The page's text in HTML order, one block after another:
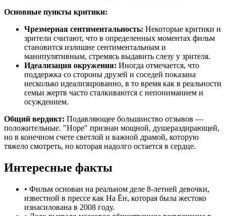
Основные пункты критики:
Чрезмерная сентиментальность: Некоторые критики и
зрители считают, что в определенных моментах фильм
становится излишне сентиментальным и
манипулятивным, стремясь выдавить слезу у зрителя.
Идеализация окружения: Иногда отмечается, что
поддержка со стороны друзей и соседей показана
несколько идеализированно, в то время как в реальности
семьи жертв часто сталкиваются с непониманием и
осуждением.
Общий вердикт: Подавляющее большинство отзывов —
положительные. "Hope" признан мощной, душераздирающей,
но в конечном счете светлой и важной драмой, которую
тяжело смотреть, но которая надолго остается в сердце.
Интересные факты
• Фильм основан на реальном деле 8-летней девочки,
известной в прессе как На Ён, которая была жестоко
изнасилована в 2008 году.